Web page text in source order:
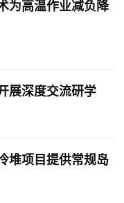
为高温作业减负降
展深度交流研学
堆项目提供常规岛